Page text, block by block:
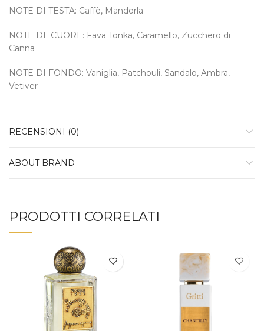
NOTE DI TESTA: Caffè, Mandorla
NOTE DI CUORE: Fava Tonka, Caramello, Zucchero di
Canna
NOTE DI FONDO: Vaniglia, Patchouli, Sandalo, Ambra,
Vetiver
RECENSIONI (0)
ABOUT BRAND
PRODOTTI CORRELATI